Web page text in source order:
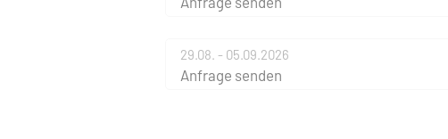
29.08. - 05.09.2026
Anfrage senden